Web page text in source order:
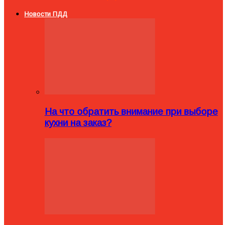
Новости ПДД
На что обратить внимание при выборе
кухни на заказ?